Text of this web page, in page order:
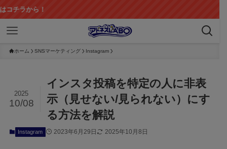
ホーム SNSマーケティング Instagram
インスタ投稿を特定の人に非表
示（見せない/見られない）にす
る方法を解説
2025
10/08
Instagram 2023年6月29日 2025年10月8日